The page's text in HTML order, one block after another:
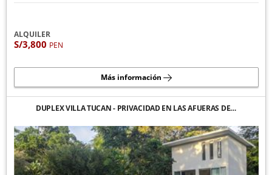
ALQUILER
S/3,800 PEN
Más información
DUPLEX VILLA TUCAN - PRIVACIDAD EN LAS AFUERAS DE…